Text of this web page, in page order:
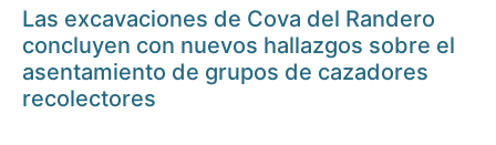
Las excavaciones de Cova del Randero
concluyen con nuevos hallazgos sobre el
asentamiento de grupos de cazadores
recolectores